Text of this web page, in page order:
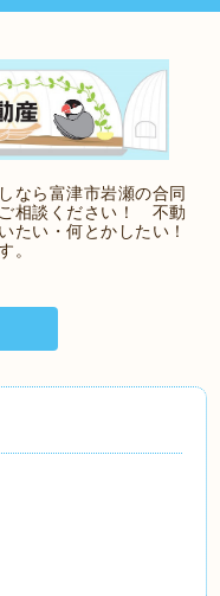
なら富津市岩瀬の合同
相談ください！ 不動
たい・何とかしたい！
。